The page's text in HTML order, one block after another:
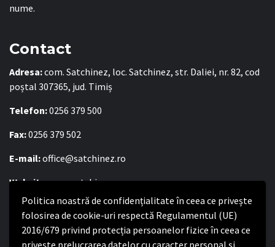
Politica noastră de confidențialitate în ceea ce privește
folosirea de cookie-uri respectă Regulamentul (UE)
2016/679 privind protecția persoanelor fizice în ceea ce
privește prelucrarea datelor cu caracter personal și
nume.
Contact
Adresa:com. Satchinez, loc. Satchinez, str. Daliei, nr. 82, cod
poștal 307365, jud. Timiș
Telefon:0256 379 500
Fax:0256 379 502
E-mail:office@satchinez.ro
Website:www.satchinez.ro
Program cu publicul:
Luni – Joi:8:00-16:30
Vineri:8:00 – 14:00